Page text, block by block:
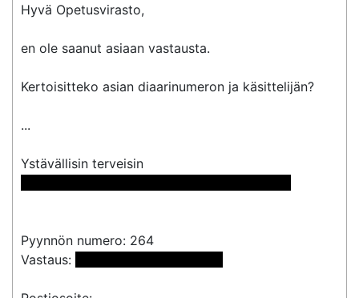
Hyvä Opetusvirasto,
en ole saanut asiaan vastausta.
Kertoisitteko asian diaarinumeron ja käsittelijän?
...
Pyynnön numero: 264
Vastaus: